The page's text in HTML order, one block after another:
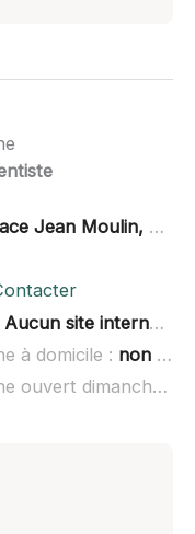
Résidence du moulin, 41200 Romorantin-Lanth
Aucun site internet connu
à domicile : non renseigné
Sxay Stéphane ouvert dimanche :